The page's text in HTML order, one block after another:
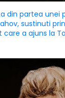
din partea unei
sustinuti
a ajuns la